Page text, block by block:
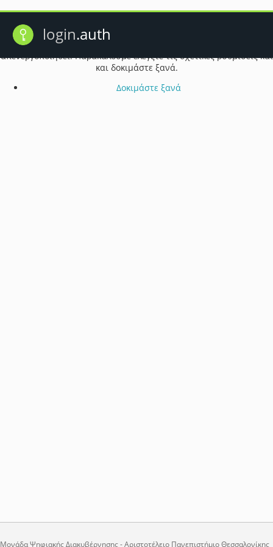
login.auth
Ενδέχεται τα cookie του προγράμματος περιήγησής σας να έχουν
απενεργοποιηθεί. Παρακαλούμε ελέγξτε τις σχετικές ρυθμίσεις και
και δοκιμάστε ξανά.
Δοκιμάστε ξανά
Μονάδα Ψηφιακής Διακυβέρνησης - Αριστοτέλειο Πανεπιστήμιο Θεσσαλονίκης